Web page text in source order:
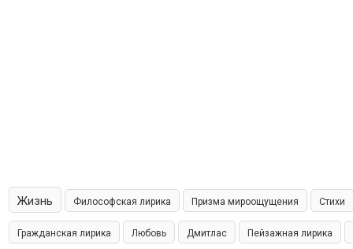
Жизнь Философская лирика Призма мироощущения Стихи
Гражданская лирика Любовь Дмитлас Пейзажная лирика